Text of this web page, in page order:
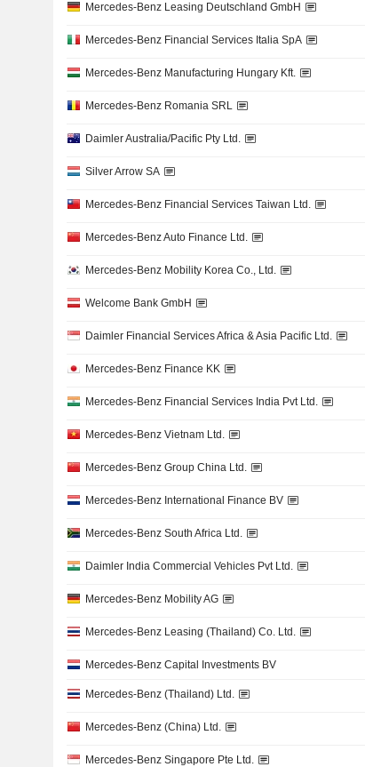
Mercedes-Benz Leasing Deutschland GmbH
Mercedes-Benz Financial Services Italia SpA
Mercedes-Benz Manufacturing Hungary Kft.
Mercedes-Benz Romania SRL
Daimler Australia/Pacific Pty Ltd.
Silver Arrow SA
Mercedes-Benz Financial Services Taiwan Ltd.
Mercedes-Benz Auto Finance Ltd.
Mercedes-Benz Mobility Korea Co., Ltd.
Welcome Bank GmbH
Daimler Financial Services Africa & Asia Pacific Ltd.
Mercedes-Benz Finance KK
Mercedes-Benz Financial Services India Pvt Ltd.
Mercedes-Benz Vietnam Ltd.
Mercedes-Benz Group China Ltd.
Mercedes-Benz International Finance BV
Mercedes-Benz South Africa Ltd.
Daimler India Commercial Vehicles Pvt Ltd.
Mercedes-Benz Mobility AG
Mercedes-Benz Leasing (Thailand) Co. Ltd.
Mercedes-Benz Capital Investments BV
Mercedes-Benz (Thailand) Ltd.
Mercedes-Benz (China) Ltd.
Mercedes-Benz Singapore Pte Ltd.